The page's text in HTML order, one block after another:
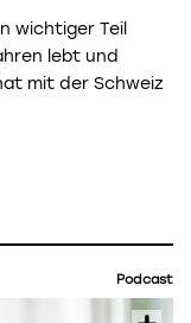
wichtiger Teil
lebt und
mit der Schweiz
Podcast